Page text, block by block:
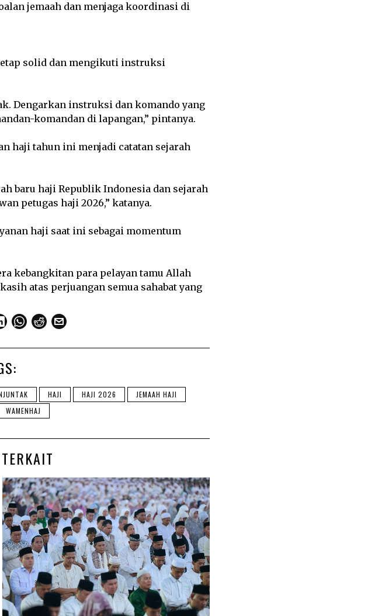
jemaah dan menjaga koordinasi di
solid dan mengikuti instruksi
Dengarkan instruksi dan komando yang
komandan di lapangan,” pintanya.
haji tahun ini menjadi catatan sejarah
baru haji Republik Indonesia dan sejarah
petugas haji 2026,” katanya.
haji saat ini sebagai momentum
kebangkitan para pelayan tamu Allah
atas perjuangan semua sahabat yang
HAJI HAJI 2026
JEMAAH HAJI
WAMENHAJ